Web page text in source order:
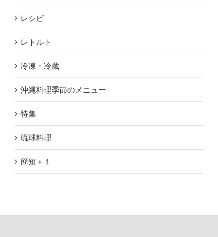
レシピ
レトルト
冷凍・冷蔵
沖縄料理季節のメニュー
特集
琉球料理
簡短＋１